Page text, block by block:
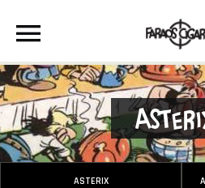
ASTERIX